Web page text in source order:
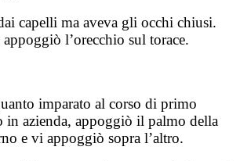
capelli ma aveva gli occhi chiusi.
appoggiò l’orecchio sul torace.
imparato al corso di primo
in azienda, appoggiò il palmo della
e vi appoggiò sopra l’altro.